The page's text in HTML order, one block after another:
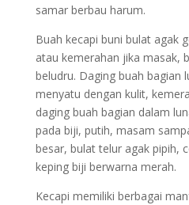
samar berbau harum.
Buah kecapi buni bulat agak
atau kemerahan jika masak,
beludru. Daging buah bagian
menyatu dengan kulit,
daging buah bagian dalam
pada biji, putih, masam
besar, bulat telur agak pipih,
keping biji berwarna merah.
Kecapi memiliki berbagai